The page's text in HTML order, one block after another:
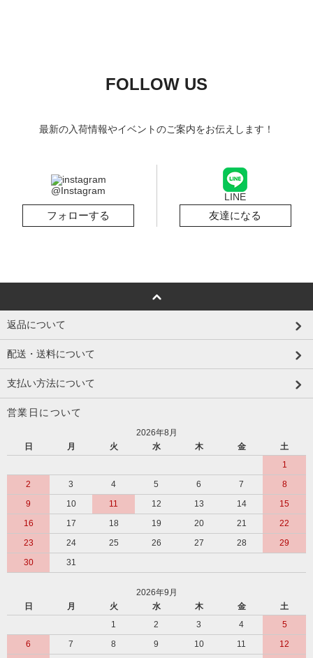
FOLLOW US
最新の入荷情報やイベントのご案内をお伝えします！
@Instagram
フォローする
LINE
友達になる
返品について
配送・送料について
支払い方法について
営業日について
2026年8月
日
月 火 水 木 金
土
1
2
3 4 5 6 7
8
9
10 11 12 13 14
15
16
17 18 19 20 21
22
23
24 25 26 27 28
29
30
31
2026年9月
日
月 火 水 木 金
土
1
2 3 4
5
6
7 8 9 10 11 12